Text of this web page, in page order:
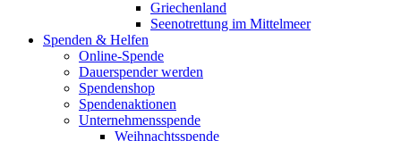
Griechenland
Seenotrettung im Mittelmeer
Spenden & Helfen
Online-Spende
Dauerspender werden
Spendenshop
Spendenaktionen
Unternehmens­spende
Weihnachtsspende